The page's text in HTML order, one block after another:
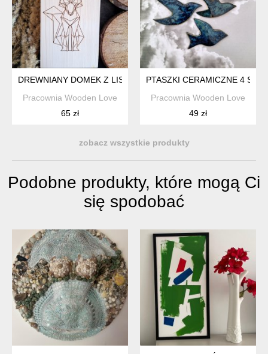
DREWNIANY DOMEK Z LISEM GEOMETRYCZNYM
Pracownia Wooden Love
65 zł
PTASZKI CERAMICZNE 4
Pracownia Wooden Love
49 zł
zobacz wszystkie produkty
Podobne produkty, które mogą Ci
się spodobać